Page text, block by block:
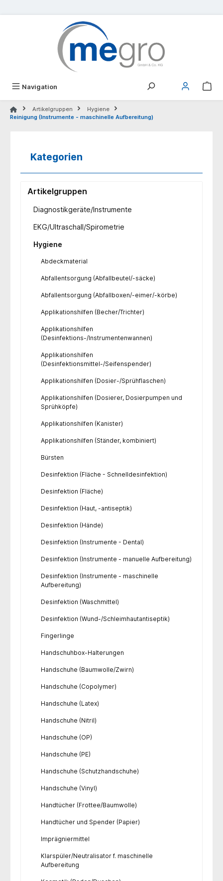
Navigation
Artikelgruppen
Hygiene
Reinigung (Instrumente - maschinelle Aufbereitung)
Kategorien
Artikelgruppen
Diagnostikgeräte/Instrumente
EKG/Ultraschall/Spirometrie
Hygiene
Abdeckmaterial
Abfallentsorgung (Abfallbeutel/-säcke)
Abfallentsorgung (Abfallboxen/-eimer/-körbe)
Applikationshilfen (Becher/Trichter)
Applikationshilfen
(Desinfektions-/Instrumentenwannen)
Applikationshilfen
(Desinfektionsmittel-/Seifenspender)
Applikationshilfen (Dosier-/Sprühflaschen)
Applikationshilfen (Dosierer, Dosierpumpen und
Sprühköpfe)
Applikationshilfen (Kanister)
Applikationshilfen (Ständer, kombiniert)
Bürsten
Desinfektion (Fläche - Schnelldesinfektion)
Desinfektion (Fläche)
Desinfektion (Haut, -antiseptik)
Desinfektion (Hände)
Desinfektion (Instrumente - Dental)
Desinfektion (Instrumente - manuelle Aufbereitung)
Desinfektion (Instrumente - maschinelle
Aufbereitung)
Desinfektion (Waschmittel)
Desinfektion (Wund-/Schleimhautantiseptik)
Fingerlinge
Handschuhbox-Halterungen
Handschuhe (Baumwolle/Zwirn)
Handschuhe (Copolymer)
Handschuhe (Latex)
Handschuhe (Nitril)
Handschuhe (OP)
Handschuhe (PE)
Handschuhe (Schutzhandschuhe)
Handschuhe (Vinyl)
Handtücher (Frottee/Baumwolle)
Handtücher und Spender (Papier)
Imprägniermittel
Klarspüler/Neutralisator f. maschinelle
Aufbereitung